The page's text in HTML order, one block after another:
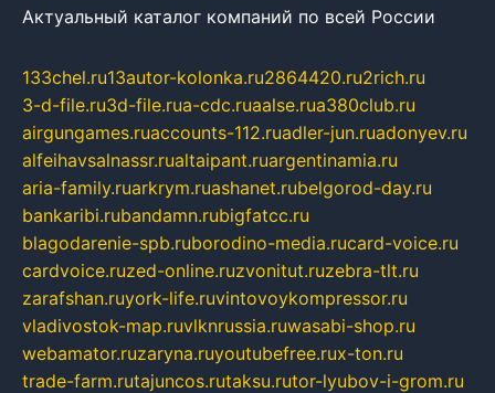
Актуальный каталог компаний по всей России
133chel.ru13autor-kolonka.ru2864420.ru2rich.ru
3-d-file.ru3d-file.rua-cdc.ruaalse.rua380club.ru
airgungames.ruaccounts-112.ruadler-jun.ruadonyev.ru
alfeihavsalnassr.rualtaipant.ruargentinamia.ru
aria-family.ruarkrym.ruashanet.rubelgorod-day.ru
bankaribi.rubandamn.rubigfatcc.ru
blagodarenie-spb.ruborodino-media.rucard-voice.ru
cardvoice.ruzed-online.ruzvonitut.ruzebra-tlt.ru
zarafshan.ruyork-life.ruvintovoykompressor.ru
vladivostok-map.ruvlknrussia.ruwasabi-shop.ru
webamator.ruzaryna.ruyoutubefree.rux-ton.ru
trade-farm.rutajuncos.rutaksu.rutor-lyubov-i-grom.ru